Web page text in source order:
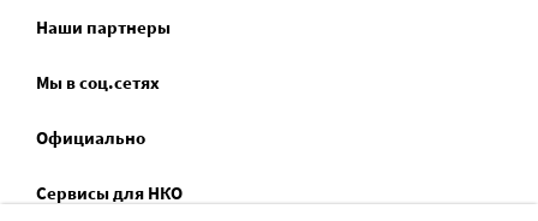
Наши партнеры
Мы в соц.сетях
Официально
Сервисы для НКО